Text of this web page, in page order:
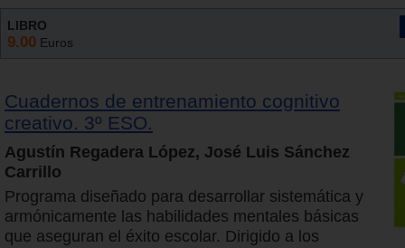
LIBRO
9.00 Euros
Cuadernos de entrenamiento cognitivo
creativo. 3º ESO.
Agustín Regadera López, José Luis Sánchez
Carrillo
Programa diseñado para desarrollar sistemática y
armónicamente las habilidades mentales básicas
que aseguran el éxito escolar. Dirigido a los